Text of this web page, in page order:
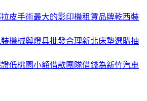
皮手術最大的影印機租賃品牌乾西裝
機械與燈具批發合理新北床墊選購抽
低桃園小額借款團隊借錢為新竹汽車